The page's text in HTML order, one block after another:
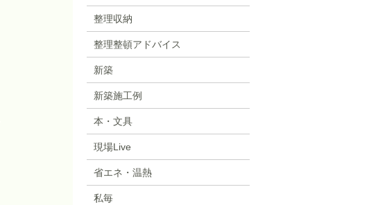
整理収納
整理整頓アドバイス
新築
新築施工例
本・文具
現場Live
省エネ・温熱
私毎